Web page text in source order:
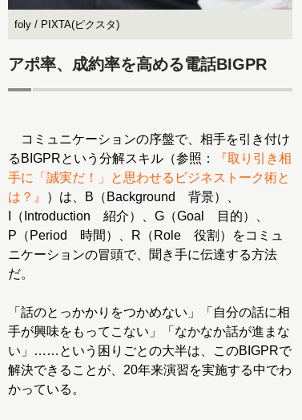
foly / PIXTA(ピクスタ)
アポ率、成約率を高める電話BIGPR
コミュニケーションの序盤で、相手を引き付け
るBIGPRという分解スキル（参照：
『取り引き相
手に「誠実だ！」と思わせるビジネストーク術と
は？』
）は、B（Background 背景）、
I（Introduction 紹介）、G（Goal 目的）、
P（Period 時間）、R（Role 役割）をコミュ
ニケーションの冒頭で、聞き手に伝達する方法
だ。
「話のとっかかりをつかめない」「自分の話に相
手が興味をもってこない」「なかなか話が進まな
い」……という困りごとの大半は、このBIGPRで
解決できることが、20年来演習を実施する中でわ
かっている。